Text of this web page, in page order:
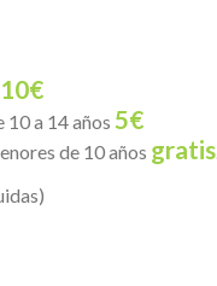
10€
10 a 14 años 5€
de 10 años gratis